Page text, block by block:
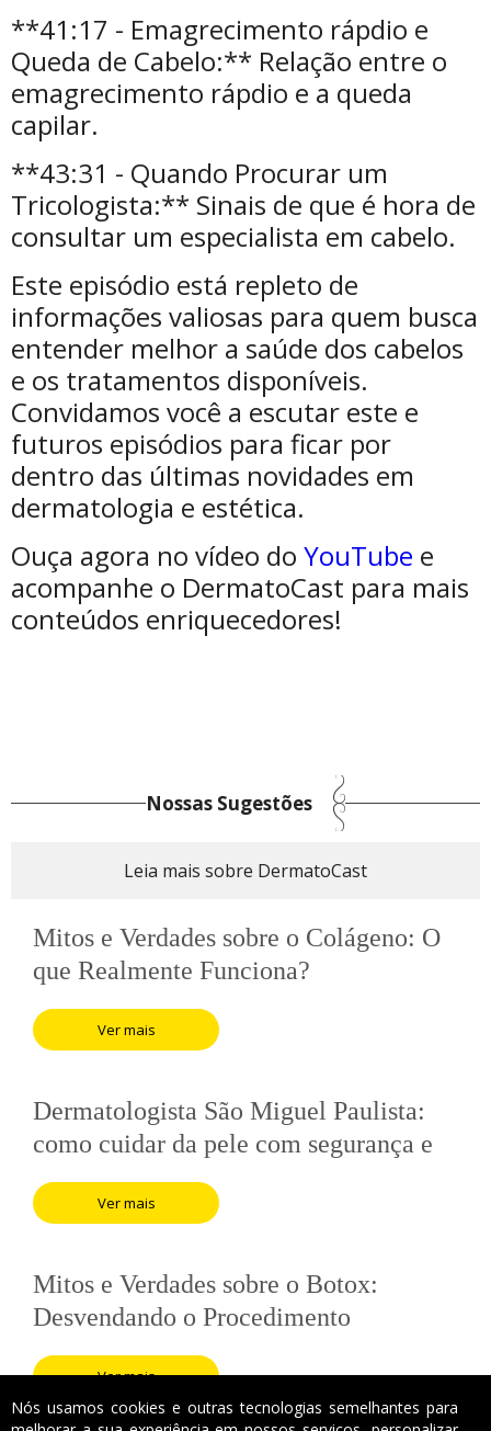
**41:17 - Emagrecimento rápdio e
Queda de Cabelo:** Relação entre o
emagrecimento rápdio e a queda
capilar.
**43:31 - Quando Procurar um
Tricologista:** Sinais de que é hora de
consultar um especialista em cabelo.
Este episódio está repleto de
informações valiosas para quem busca
entender melhor a saúde dos cabelos
e os tratamentos disponíveis.
Convidamos você a escutar este e
futuros episódios para ficar por
dentro das últimas novidades em
dermatologia e estética.
Ouça agora no vídeo do YouTube e
acompanhe o DermatoCast para mais
conteúdos enriquecedores!
Nossas Sugestões
Leia mais sobre DermatoCast
Mitos e Verdades sobre o Colágeno: O
que Realmente Funciona?
Ver mais
Dermatologista São Miguel Paulista:
como cuidar da pele com segurança e
acompanhamento clínico
Ver mais
Mitos e Verdades sobre o Botox:
Desvendando o Procedimento
Ver mais
Nós usamos cookies e outras tecnologias semelhantes para